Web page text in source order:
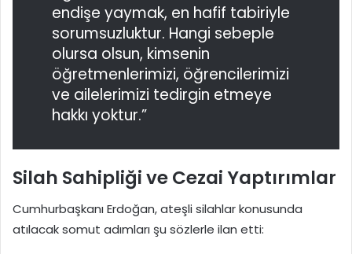
endişe yaymak, en hafif tabiriyle
sorumsuzluktur. Hangi sebeple
olursa olsun, kimsenin
öğretmenlerimizi, öğrencilerimizi
ve ailelerimizi tedirgin etmeye
hakkı yoktur.”
Silah Sahipliği ve Cezai Yaptırımlar
Cumhurbaşkanı Erdoğan, ateşli silahlar konusunda
atılacak somut adımları şu sözlerle ilan etti: